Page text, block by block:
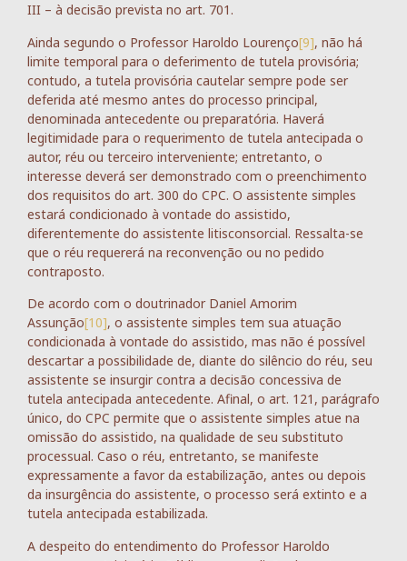
III – à decisão prevista no art. 701.
Ainda segundo o Professor Haroldo Lourenço[9], não há
limite temporal para o deferimento de tutela provisória;
contudo, a tutela provisória cautelar sempre pode ser
deferida até mesmo antes do processo principal,
denominada antecedente ou preparatória. Haverá
legitimidade para o requerimento de tutela antecipada o
autor, réu ou terceiro interveniente; entretanto, o
interesse deverá ser demonstrado com o preenchimento
dos requisitos do art. 300 do CPC. O assistente simples
estará condicionado à vontade do assistido,
diferentemente do assistente litisconsorcial. Ressalta-se
que o réu requererá na reconvenção ou no pedido
contraposto.
De acordo com o doutrinador Daniel Amorim
Assunção[10], o assistente simples tem sua atuação
condicionada à vontade do assistido, mas não é possível
descartar a possibilidade de, diante do silêncio do réu, seu
assistente se insurgir contra a decisão concessiva de
tutela antecipada antecedente. Afinal, o art. 121, parágrafo
único, do CPC permite que o assistente simples atue na
omissão do assistido, na qualidade de seu substituto
processual. Caso o réu, entretanto, se manifeste
expressamente a favor da estabilização, antes ou depois
da insurgência do assistente, o processo será extinto e a
tutela antecipada estabilizada.
A despeito do entendimento do Professor Haroldo